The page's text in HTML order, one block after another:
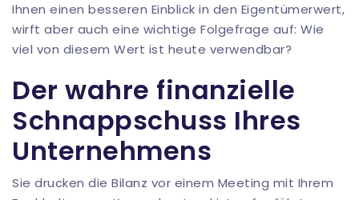
Ihnen einen besseren Einblick in den Eigentümerwert,
wirft aber auch eine wichtige Folgefrage auf: Wie
viel von diesem Wert ist heute verwendbar?
Der wahre finanzielle
Schnappschuss Ihres
Unternehmens
Sie drucken die Bilanz vor einem Meeting mit Ihrem